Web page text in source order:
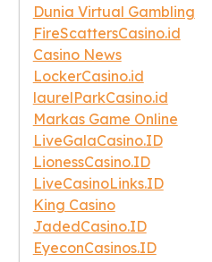
Dunia Virtual Gambling
FireScattersCasino.id
Casino News
LockerCasino.id
laurelParkCasino.id
Markas Game Online
LiveGalaCasino.ID
LionessCasino.ID
LiveCasinoLinks.ID
King Casino
JadedCasino.ID
EyeconCasinos.ID